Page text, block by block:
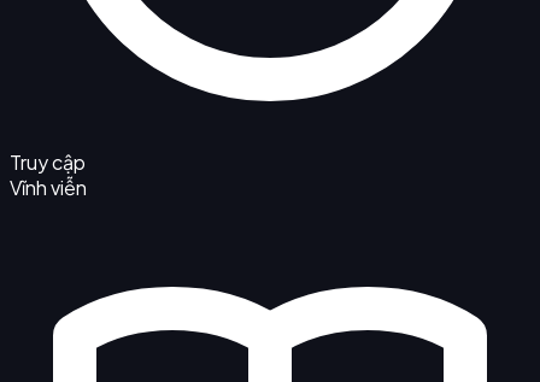
Truy cập
Vĩnh viễn